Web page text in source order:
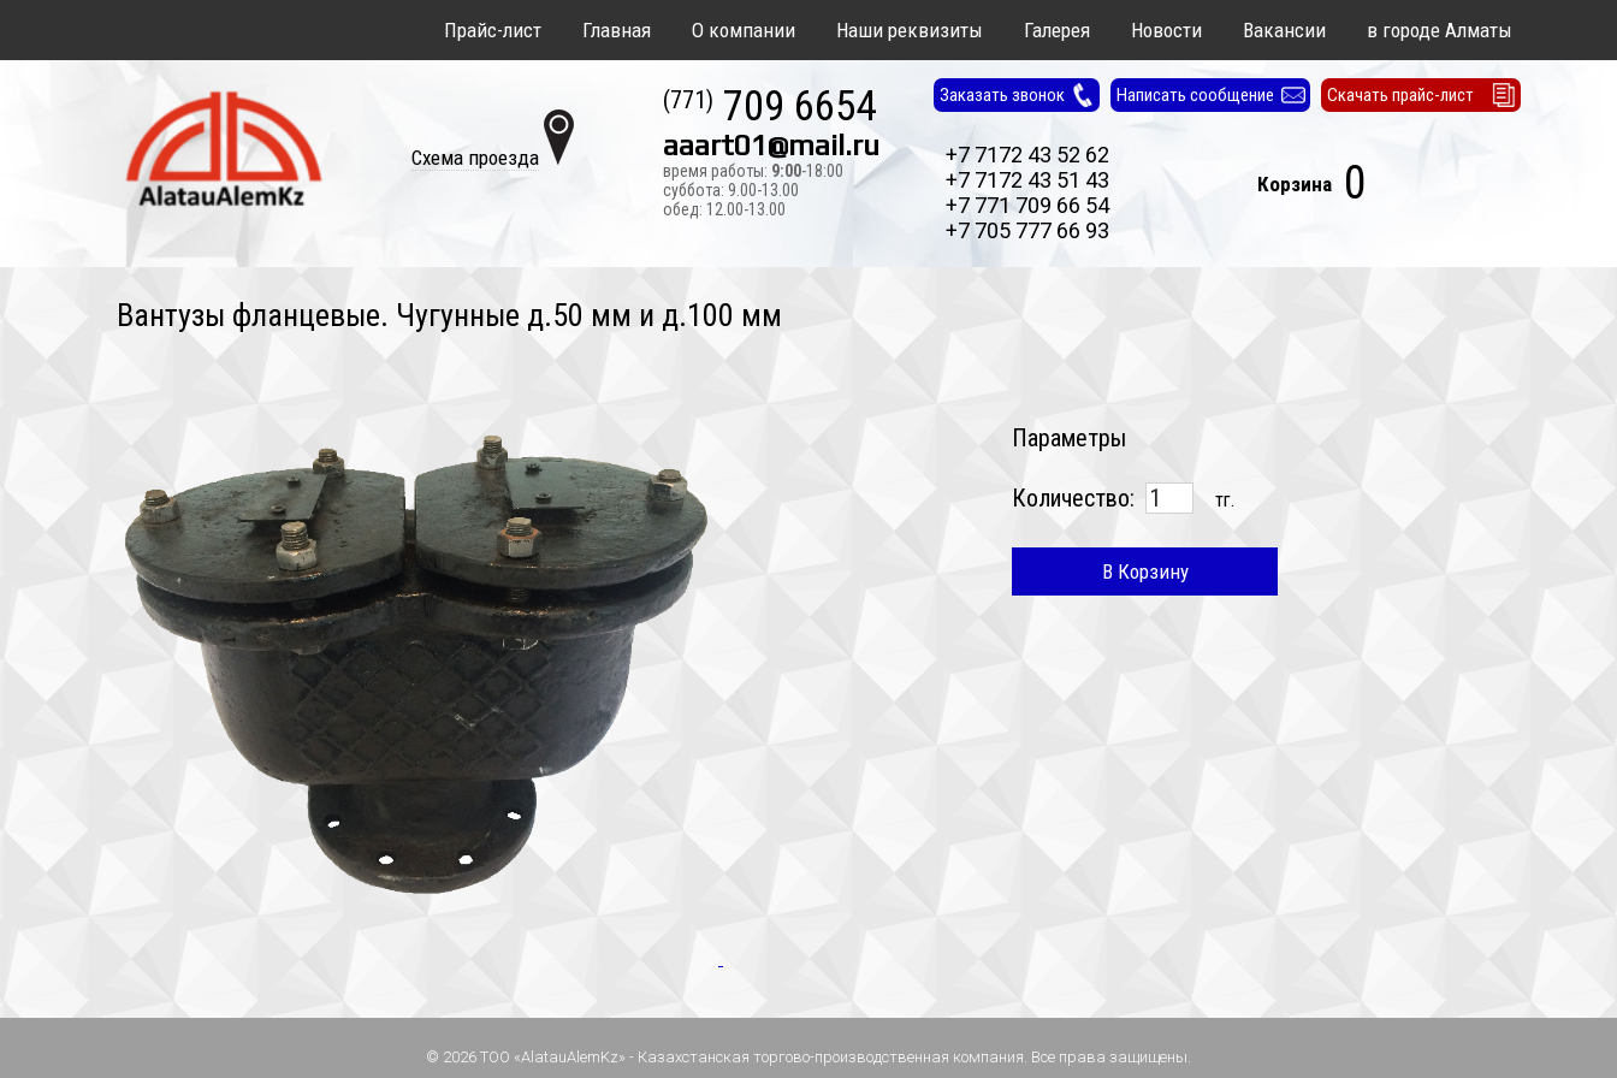
Прайс-лист Главная О компании Наши реквизиты Галерея Новости Вакансии в городе Алматы
Схема проезда
(771) 709 6654
aaart01@mail.ru
время работы: 9:00-18:00
суббота: 9.00-13.00
обед: 12.00-13.00
Заказать звонок Написать сообщение Скачать прайс-лист
+7 7172 43 52 62
+7 7172 43 51 43
+7 771 709 66 54
+7 705 777 66 93
Корзина 0
Вантузы фланцевые. Чугунные д.50 мм и д.100 мм
Параметры
Количество: тг.
В Корзину
© 2026 ТОО «AlatauAlemKz» - Казахстанская торгово-производственная компания. Все права защищены.